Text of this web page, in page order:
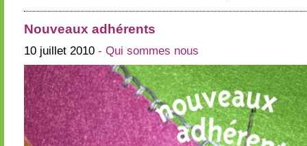
Nouveaux adhérents
10 juillet 2010 - Qui sommes nous